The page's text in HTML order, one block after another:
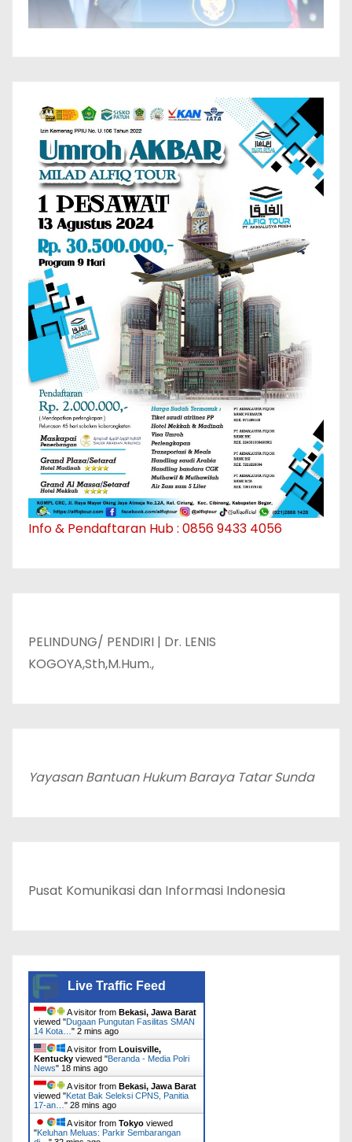
Info & Pendaftaran Hub : 0856 9433 4056
PELINDUNG/ PENDIRI | Dr. LENIS
KOGOYA,Sth,M.Hum.,
Yayasan Bantuan Hukum Baraya Tatar Sunda
Pusat Komunikasi dan Informasi Indonesia
Live Traffic Feed
A visitor from Bekasi, Jawa Barat
viewed "Dugaan Pungutan Fasilitas SMAN
14 Kota… " 2 mins ago
A visitor from Louisville,
Kentucky viewed "Beranda - Media Polri
News" 18 mins ago
A visitor from Bekasi, Jawa Barat
viewed "Ketat Bak Seleksi CPNS, Panitia
17-an… " 28 mins ago
A visitor from Tokyo viewed
"Keluhan Meluas: Parkir Sembarangan